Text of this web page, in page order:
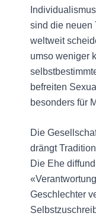
sind die neuen
weltweit
umso weniger
befreiten
besonders für
Die
drängt
Die Ehe
Geschlechter